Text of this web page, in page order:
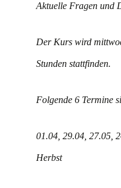
Aktuelle Fragen und
Der Kurs wird
Stunden stattfinden.
Folgende 6 Termine
01.04, 29.04, 27.05,
Herbst